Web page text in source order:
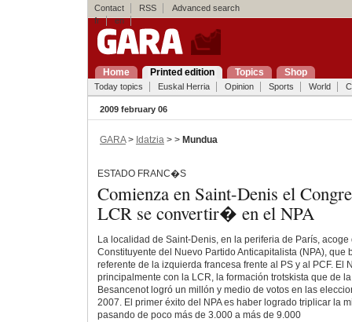
Contact RSS
Advanced search
fr
en
Home Printed edition Topics Shop
Today topics Euskal Herria Opinion Sports World
2009 february 06
GARA> Idatzia > > Mundua
ESTADO FRANC�S
Comienza en Saint-Denis el
LCR se convertir� en el NPA
La localidad de Saint-Denis, en la periferia de París,
Constituyente del Nuevo Partido Anticapitalista (NPA), que
referente de la izquierda francesa frente al PS y al PCF. El
principalmente con la LCR, la formación trotskista que de
Besancenot logró un millón y medio de votos en las
2007. El primer éxito del NPA es haber logrado triplicar la
pasando de poco más de 3.000 a más de 9.000